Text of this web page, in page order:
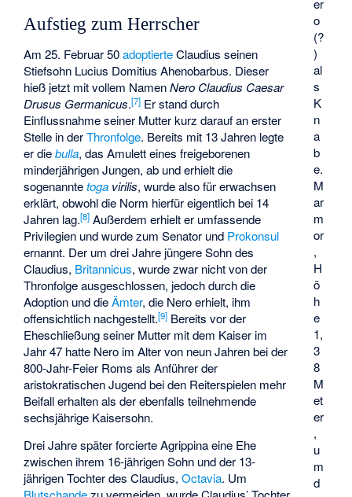
er
o
(?
)
al
s
K
n
a
b
e.
M
ar
m
or
,
H
ö
h
e
1,
3
8
M
et
er
,
u
m
d
Aufstieg zum Herrscher
Am 25. Februar 50adoptierteClaudius seinen
Stiefsohn Lucius Domitius Ahenobarbus. Dieser
hieß jetzt mit vollem NamenNero Claudius Caesar
Drusus Germanicus.[7] Er stand durch
Einflussnahme seiner Mutter kurz darauf an erster
Stelle in derThronfolge. Bereits mit 13 Jahren legte
er diebulla, das Amulett eines freigeborenen
minderjährigen Jungen, ab und erhielt die
sogenanntetoga virilis, wurde also für erwachsen
erklärt, obwohl die Norm hierfür eigentlich bei 14
Jahren lag.[8] Außerdem erhielt er umfassende
Privilegien und wurde zum Senator und Prokonsul
ernannt. Der um drei Jahre jüngere Sohn des
Claudius, Britannicus, wurde zwar nicht von der
Thronfolge ausgeschlossen, jedoch durch die
Adoption und dieÄmter, die Nero erhielt, ihm
offensichtlich nachgestellt.[9] Bereits vor der
Eheschließung seiner Mutter mit dem Kaiser im
Jahr 47 hatte Nero im Alter von neun Jahren bei der
800-Jahr-Feier Roms als Anführer der
aristokratischen Jugend bei den Reiterspielen mehr
Beifall erhalten als der ebenfalls teilnehmende
sechsjährige Kaisersohn.
Drei Jahre später forcierte Agrippina eine Ehe
zwischen ihrem 16-jährigen Sohn und der 13-
jährigen Tochter des Claudius,Octavia. Um